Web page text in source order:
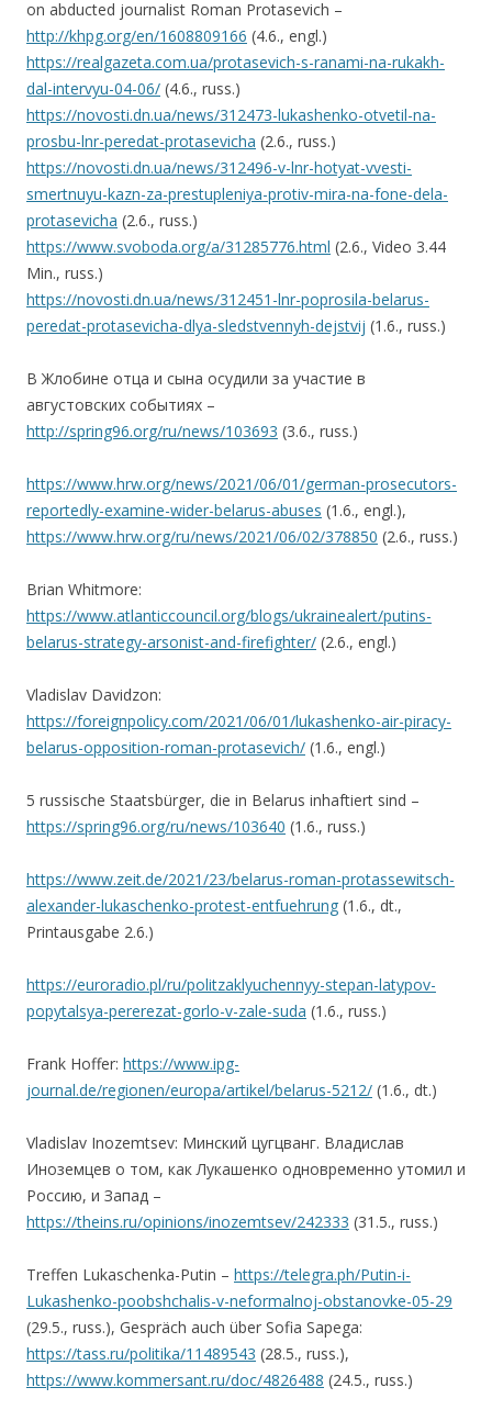
on abducted journalist Roman Protasevich –
http://khpg.org/en/1608809166 (4.6., engl.)
https://realgazeta.com.ua/protasevich-s-ranami-na-rukakh-
dal-intervyu-04-06/ (4.6., russ.)
https://novosti.dn.ua/news/312473-lukashenko-otvetil-na-
prosbu-lnr-peredat-protasevicha (2.6., russ.)
https://novosti.dn.ua/news/312496-v-lnr-hotyat-vvesti-
smertnuyu-kazn-za-prestupleniya-protiv-mira-na-fone-dela-
protasevicha (2.6., russ.)
https://www.svoboda.org/a/31285776.html (2.6., Video 3.44
Min., russ.)
https://novosti.dn.ua/news/312451-lnr-poprosila-belarus-
peredat-protasevicha-dlya-sledstvennyh-dejstvij (1.6., russ.)
В Жлобине отца и сына осудили за участие в
августовских событиях –
http://spring96.org/ru/news/103693 (3.6., russ.)
https://www.hrw.org/news/2021/06/01/german-prosecutors-
reportedly-examine-wider-belarus-abuses (1.6., engl.),
https://www.hrw.org/ru/news/2021/06/02/378850 (2.6., russ.)
Brian Whitmore:
https://www.atlanticcouncil.org/blogs/ukrainealert/putins-
belarus-strategy-arsonist-and-firefighter/ (2.6., engl.)
Vladislav Davidzon:
https://foreignpolicy.com/2021/06/01/lukashenko-air-piracy-
belarus-opposition-roman-protasevich/ (1.6., engl.)
5 russische Staatsbürger, die in Belarus inhaftiert sind –
https://spring96.org/ru/news/103640 (1.6., russ.)
https://www.zeit.de/2021/23/belarus-roman-protassewitsch-
alexander-lukaschenko-protest-entfuehrung (1.6., dt.,
Printausgabe 2.6.)
https://euroradio.pl/ru/politzaklyuchennyy-stepan-latypov-
popytalsya-pererezat-gorlo-v-zale-suda (1.6., russ.)
Frank Hoffer: https://www.ipg-
journal.de/regionen/europa/artikel/belarus-5212/ (1.6., dt.)
Vladislav Inozemtsev: Минский цугцванг. Владислав
Иноземцев о том, как Лукашенко одновременно утомил и
Россию, и Запад –
https://theins.ru/opinions/inozemtsev/242333 (31.5., russ.)
Treffen Lukaschenka-Putin – https://telegra.ph/Putin-i-
Lukashenko-poobshchalis-v-neformalnoj-obstanovke-05-29
(29.5., russ.), Gespräch auch über Sofia Sapega:
https://tass.ru/politika/11489543 (28.5., russ.),
https://www.kommersant.ru/doc/4826488 (24.5., russ.)